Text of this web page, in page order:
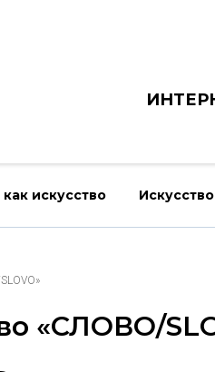
искусство
«СЛОВО/